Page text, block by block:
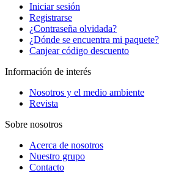
Iniciar sesión
Registrarse
¿Contraseña olvidada?
¿Dónde se encuentra mi paquete?
Canjear código descuento
Información de interés
Nosotros y el medio ambiente
Revista
Sobre nosotros
Acerca de nosotros
Nuestro grupo
Contacto